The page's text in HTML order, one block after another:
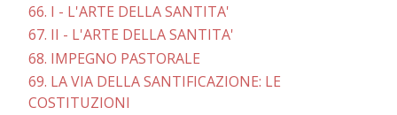
66. I - L'ARTE DELLA SANTITA'
67. II - L'ARTE DELLA SANTITA'
68. IMPEGNO PASTORALE
69. LA VIA DELLA SANTIFICAZIONE: LE
COSTITUZIONI